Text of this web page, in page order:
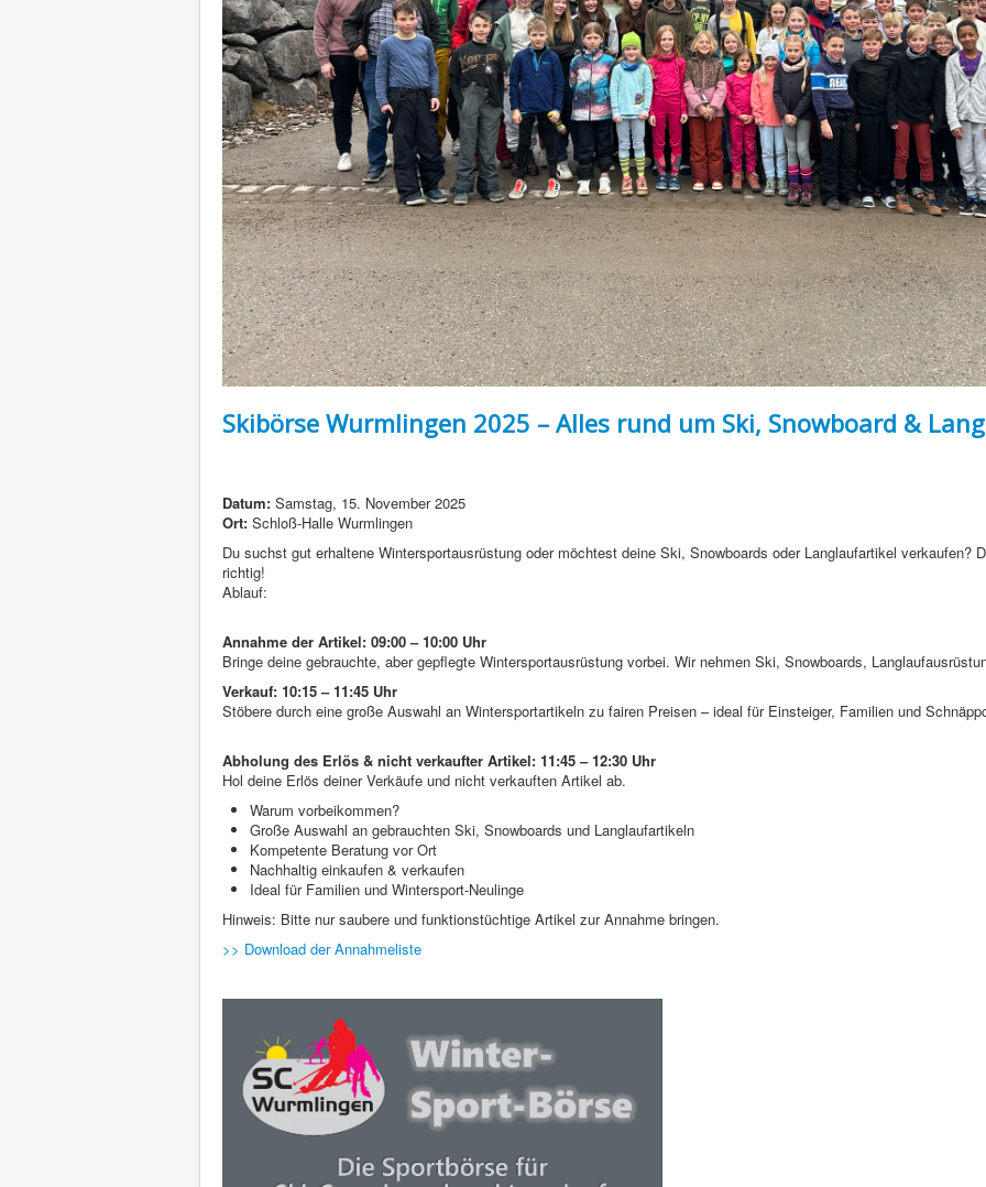
Skibörse Wurmlingen 2025 – Alles rund um Ski, Snowboard &
Datum: Samstag, 15. November 2025
Ort: Schloß-Halle Wurmlingen
Du suchst gut erhaltene Wintersportausrüstung oder möchtest deine Ski, Snowboards oder Langlaufartikel verkaufen?
richtig!
Ablauf:
Annahme der Artikel: 09:00 – 10:00 Uhr
Bringe deine gebrauchte, aber gepflegte Wintersportausrüstung vorbei. Wir nehmen Ski, Snowboards,
Verkauf: 10:15 – 11:45 Uhr
Stöbere durch eine große Auswahl an Wintersportartikeln zu fairen Preisen – ideal für Einsteiger, Familien und
Abholung des Erlös & nicht verkaufter Artikel: 11:45 – 12:30 Uhr
Hol deine Erlös deiner Verkäufe und nicht verkauften Artikel ab.
Warum vorbeikommen?
Große Auswahl an gebrauchten Ski, Snowboards und Langlaufartikeln
Kompetente Beratung vor Ort
Nachhaltig einkaufen & verkaufen
Ideal für Familien und Wintersport-Neulinge
Hinweis: Bitte nur saubere und funktionstüchtige Artikel zur Annahme bringen.
>> Download der Annahmeliste